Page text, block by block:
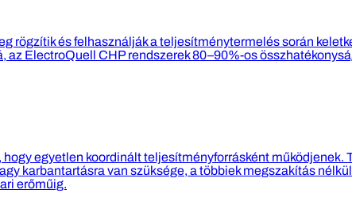
rögzítik és felhasználják a teljesítménytermelés során
ElectroQuell CHP rendszerek 80–90%-os
egyetlen koordinált teljesítményforrásként
karbantartásra van szüksége, a többiek megszakítás
erőműig.